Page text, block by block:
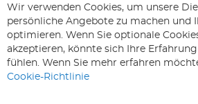
ABONNIEREN &
Melden
Sie
unseren
Newsletter
Abonnieren
Wir verwenden Cookies, um unsere
persönliche Angebote zu machen und
optimieren. Wenn Sie optionale
akzeptieren, könnte sich Ihre
fühlen. Wenn Sie mehr erfahren
Cookie-Richtlinie